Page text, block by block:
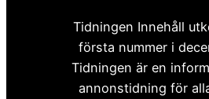
Tidningen Innehåll
första nummer i
Tidningen är en
annonstidning för